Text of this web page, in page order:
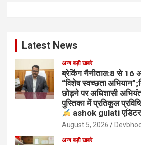
Latest News
अन्य बड़ी खबरे
ब्रेकिंग नैनीताल:8 से 16
“विशेष स्वच्छता
छोड़ने पर अधिशासी
पुस्तिका में प्रतिकूल
ashok gulati
August 5, 2026
अन्य बड़ी खबरे